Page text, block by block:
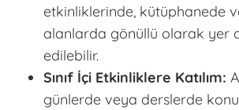
etkinliklerinde, kütüphanede
alanlarda gönüllü olarak yer
edilebilir.
Sınıf İçi Etkinliklere Katılım:
günlerde veya derslerde